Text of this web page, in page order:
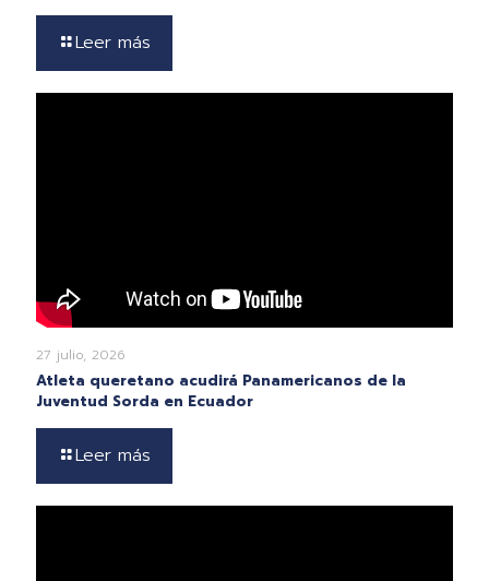
Leer más
27 julio, 2026
Atleta queretano acudirá Panamericanos de la
Juventud Sorda en Ecuador
Leer más